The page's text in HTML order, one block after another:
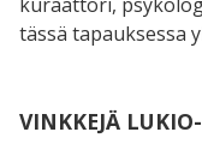
tässä tapauksessa
VINKKEJÄ